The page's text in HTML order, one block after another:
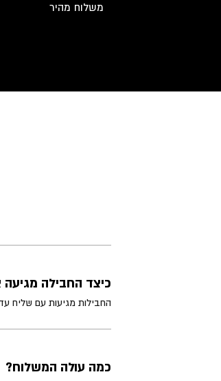
משלוח מהיר
כיצד החבילה מגיעה
החבילות מגיעות עם שליח עד הבית תוך 5 ימי עסקים מיום ההזמנה. קיימת גם
כמה עולה המשלוח?